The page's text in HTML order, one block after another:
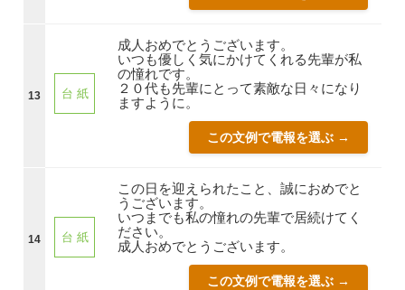
13 台 紙
成人おめでとうございます。
いつも優しく気にかけてくれる先輩が私
の憧れです。
２０代も先輩にとって素敵な日々になり
ますように。
この文例で電報を選ぶ →
14 台 紙
この日を迎えられたこと、誠におめでと
うございます。
いつまでも私の憧れの先輩で居続けてく
ださい。
成人おめでとうございます。
この文例で電報を選ぶ →